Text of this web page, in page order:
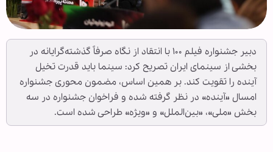
دبیر جشنواره فیلم ۱۰۰ با انتقاد از نگاه صرفاً گذشته‌گرایانه در
بخشی از سینمای ایران تصریح کرد: سینما باید قدرت تخیل
آینده را تقویت کند. بر همین اساس، مضمون محوری جشنواره
امسال «آینده» در نظر گرفته شده و فراخوان جشنواره در سه
بخش «ملی»، «بین‌الملل» و «ویژه» طراحی شده است.